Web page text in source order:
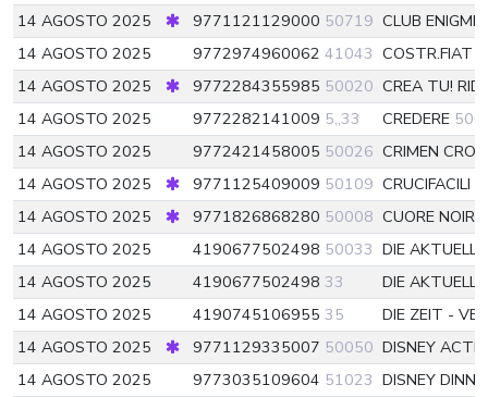
14 AGOSTO 2025
9771121129000 50719 CLUB
14 AGOSTO 2025
9772974960062 41043 COSTR.FIAT
14 AGOSTO 2025
9772284355985 50020 CREA TU!
14 AGOSTO 2025
9772282141009 5,,33 CREDERE
14 AGOSTO 2025
9772421458005 50026 CRIMEN
14 AGOSTO 2025
9771125409009 50109 CRUCIFACILI
14 AGOSTO 2025
9771826868280 50008 CUORE NOIR
14 AGOSTO 2025
4190677502498 50033 DIE
14 AGOSTO 2025
4190677502498 33
DIE
14 AGOSTO 2025
4190745106955 35
DIE ZEIT -
14 AGOSTO 2025
9771129335007 50050 DISNEY
14 AGOSTO 2025
9773035109604 51023 DISNEY